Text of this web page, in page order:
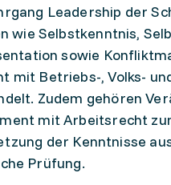
Leadership der
wie Selbstkenntnis,
sowie
mit Betriebs-, Volks-
Zudem gehören
mit Arbeitsrecht
der Kenntnisse
Prüfung.